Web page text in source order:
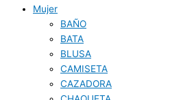
Mujer
BAÑO
BATA
BLUSA
CAMISETA
CAZADORA